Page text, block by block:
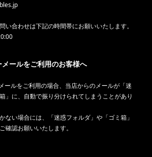
い合わせは下記の時間帯にお願いいたします。
ールをご利用のお客様へ
ールをご利用の場合、当店からのメールが「迷
」に、自動で振り分けられてしまうことがあり
ない場合には、「迷惑フォルダ」や「ゴミ箱」
確認お願いいたします。